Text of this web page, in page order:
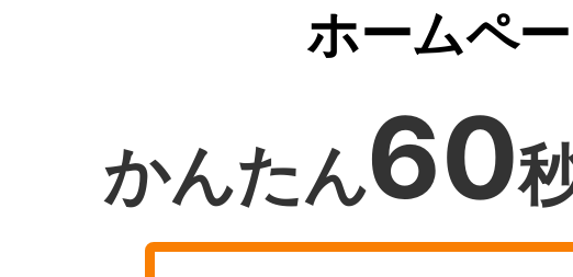
ホームペ
かんたん60